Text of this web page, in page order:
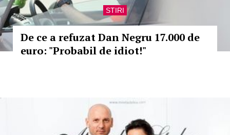
STIRI
De ce a refuzat Dan Negru 17.000 de
euro: "Probabil de idiot!"